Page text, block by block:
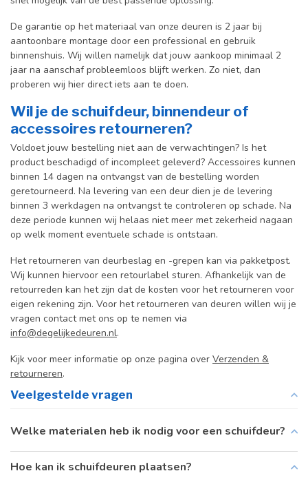
De garantie op het materiaal van onze deuren is 2 jaar bij
aantoonbare montage door een professional en gebruik
binnenshuis. Wij willen namelijk dat jouw aankoop minimaal 2
jaar na aanschaf probleemloos blijft werken. Zo niet, dan
proberen wij hier direct iets aan te doen.
Wil je de schuifdeur, binnendeur of
accessoires retourneren?
Voldoet jouw bestelling niet aan de verwachtingen? Is het
product beschadigd of incompleet geleverd? Accessoires kunnen
binnen 14 dagen na ontvangst van de bestelling worden
geretourneerd. Na levering van een deur dien je de levering
binnen 3 werkdagen na ontvangst te controleren op schade. Na
deze periode kunnen wij helaas niet meer met zekerheid nagaan
op welk moment eventuele schade is ontstaan.
Het retourneren van deurbeslag en -grepen kan via pakketpost.
Wij kunnen hiervoor een retourlabel sturen. Afhankelijk van de
retourreden kan het zijn dat de kosten voor het retourneren voor
eigen rekening zijn. Voor het retourneren van deuren willen wij je
vragen contact met ons op te nemen via
info@degelijkedeuren.nl.
Kijk voor meer informatie op onze pagina over Verzenden &
retourneren.
Veelgestelde vragen
Welke materialen heb ik nodig voor een schuifdeur?
Hoe kan ik schuifdeuren plaatsen?